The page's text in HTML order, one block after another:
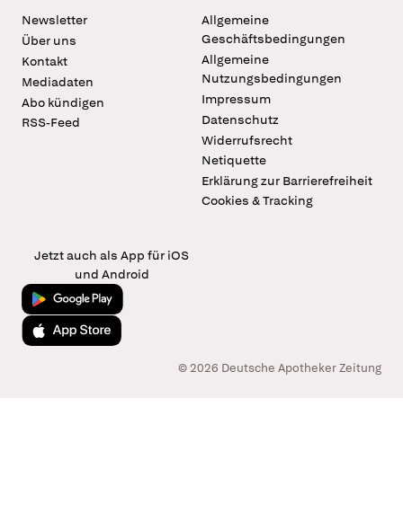
Newsletter
Über uns
Kontakt
Mediadaten
Abo kündigen
RSS-Feed
Allgemeine
Geschäftsbedingungen
Allgemeine
Nutzungsbedingungen
Impressum
Datenschutz
Widerrufsrecht
Netiquette
Erklärung zur Barrierefreiheit
Cookies & Tracking
Jetzt auch als App für iOS
und Android
Jetzt bei Google Play
Laden im App Store
© 2026 Deutsche Apotheker Zeitung